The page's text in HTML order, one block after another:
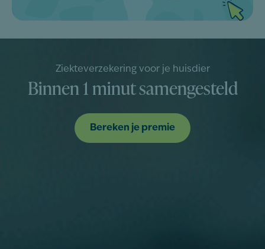
Ziekteverzekering voor je huisdier
Binnen 1 minut samengesteld
Bereken je premie